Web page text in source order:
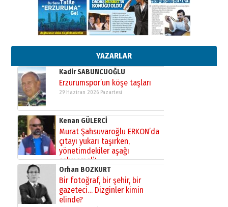
YAZARLAR
13 Mayıs 2026 Çarşamba
Esat BİNDESEN
Başkan Sekmen’den Erzurum’a
02 Ağustos 2026 Pazar
Kadir SABUNCUOĞLU
Erzurumspor’un köşe taşları
29 Haziran 2026 Pazartesi
Kenan GÜLERCİ
Murat Şahsuvaroğlu ERKON’da
çıtayı yukarı taşırken,
yönetimdekiler aşağı
çekmemeli!
17 Şubat 2026 SalıOrhan BOZKURT
Bir fotoğraf, bir şehir, bir
gazeteci… Dizginler kimin
elinde?